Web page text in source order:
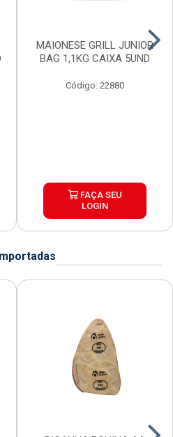
MAIONESE GRILL JUNIOR
BAG 1,1KG CAIXA 5UND
Código: 22880
FAÇA SEU
LOGIN